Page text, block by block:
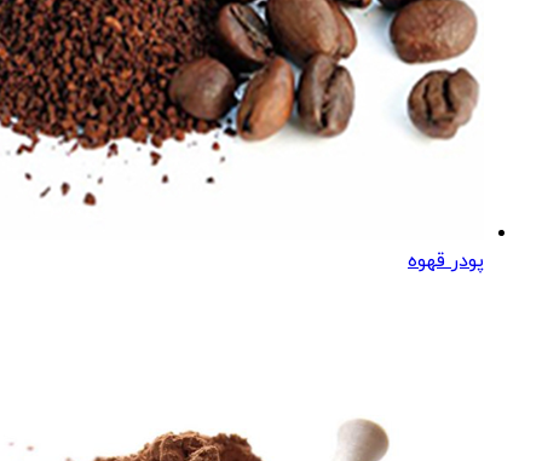
پودر قهوه